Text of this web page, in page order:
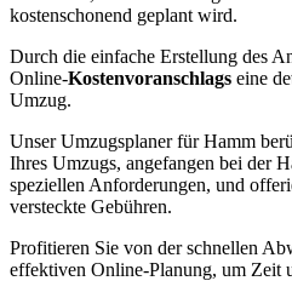
kostenschonend geplant wird.
Durch die einfache Erstellung des
Online-Kostenvoranschlags eine
Umzug.
Unser Umzugsplaner für Hamm
Ihres Umzugs, angefangen bei der
speziellen Anforderungen, und
versteckte Gebühren.
Profitieren Sie von der schnellen
effektiven Online-Planung, um Zeit